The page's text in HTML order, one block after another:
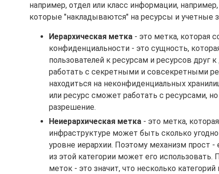
например, отдел или класс информации,
которые "накладываются" на ресурсы и учетные
Иерархическая метка - это метка, которая
конфиденциальности - это сущность,
пользователей к ресурсам и ресурсов друг
работать с секретными и совсекретными
находиться на неконфиденциальных
или ресурс сможет работать с ресурсами,
разрешение.
Неиерархическая метка - это метка,
инфраструктуре может быть сколько
уровне иерархии. Поэтому механизм прост -
из этой категории может его
меток - это значит, что несколько